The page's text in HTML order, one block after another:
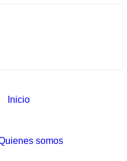
Inicio
somos